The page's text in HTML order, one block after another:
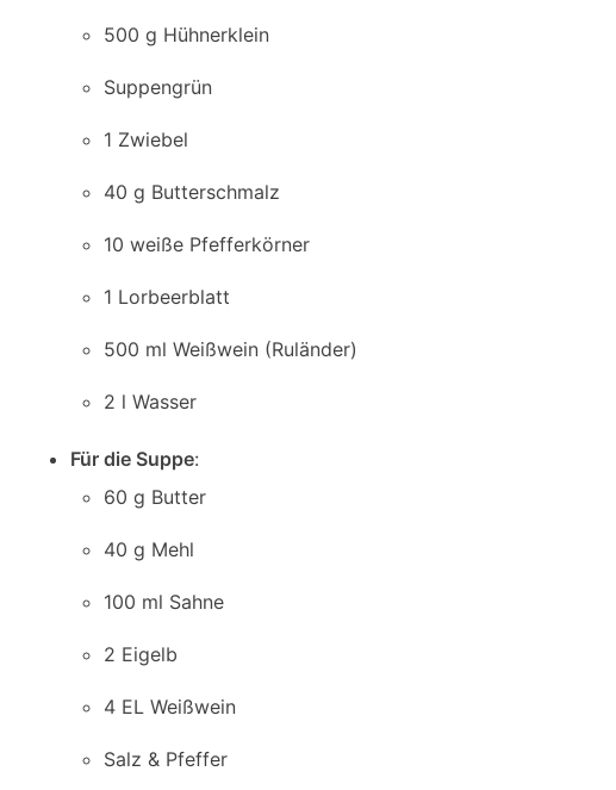
500 g Hühnerklein
Suppengrün
1 Zwiebel
40 g Butterschmalz
10 weiße Pfefferkörner
1 Lorbeerblatt
500 ml Weißwein (Ruländer)
2 l Wasser
Für die Suppe:
60 g Butter
40 g Mehl
100 ml Sahne
2 Eigelb
4 EL Weißwein
Salz & Pfeffer